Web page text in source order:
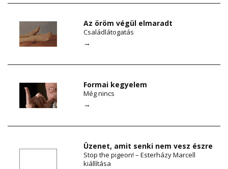
Az öröm végül elmaradt
Családlátogatás
→
Formai kegyelem
Még nincs
→
Üzenet, amit senki nem vesz észre
Stop the pigeon! – Esterházy Marcell
kiállítása